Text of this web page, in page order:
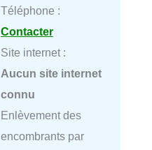
Téléphone :
Contacter
Site internet :
Aucun site internet
connu
Enlèvement des
encombrants par